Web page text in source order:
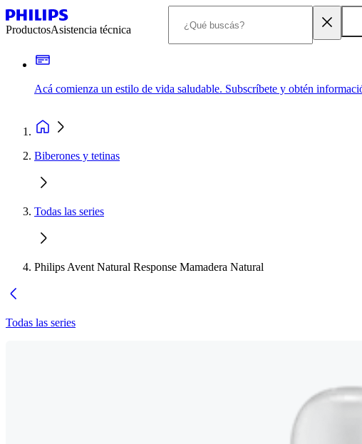
ProductosAsistencia técnica
Acá comienza un estilo de vida saludable. Subscríbete y obtén
Biberones y tetinas
Todas las series
Philips Avent Natural Response Mamadera Natural
Todas las series